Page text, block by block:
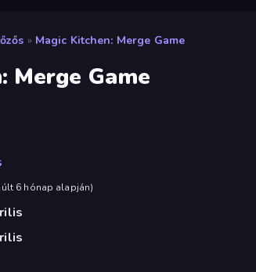
» Magic Kitchen: Merge Game
Merge Game
6 hónap alapján)